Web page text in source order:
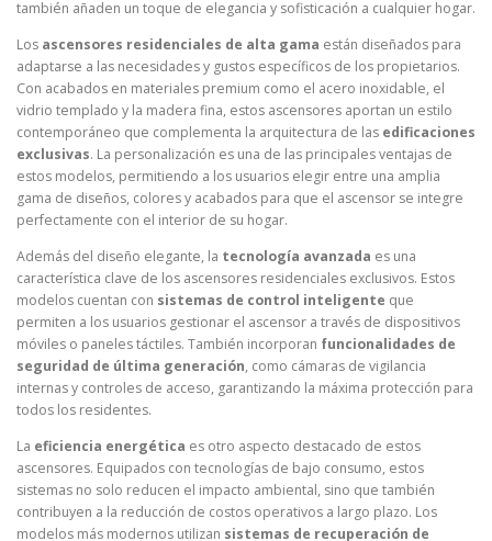
también añaden un toque de elegancia y sofisticación a cualquier hogar.
Los ascensores residenciales de alta gama están diseñados para
adaptarse a las necesidades y gustos específicos de los propietarios.
Con acabados en materiales premium como el acero inoxidable, el
vidrio templado y la madera fina, estos ascensores aportan un estilo
contemporáneo que complementa la arquitectura de las edificaciones
exclusivas. La personalización es una de las principales ventajas de
estos modelos, permitiendo a los usuarios elegir entre una amplia
gama de diseños, colores y acabados para que el ascensor se integre
perfectamente con el interior de su hogar.
Además del diseño elegante, la tecnología avanzada es una
característica clave de los ascensores residenciales exclusivos. Estos
modelos cuentan con sistemas de control inteligente que
permiten a los usuarios gestionar el ascensor a través de dispositivos
móviles o paneles táctiles. También incorporan funcionalidades de
seguridad de última generación, como cámaras de vigilancia
internas y controles de acceso, garantizando la máxima protección para
todos los residentes.
La eficiencia energética es otro aspecto destacado de estos
ascensores. Equipados con tecnologías de bajo consumo, estos
sistemas no solo reducen el impacto ambiental, sino que también
contribuyen a la reducción de costos operativos a largo plazo. Los
modelos más modernos utilizan sistemas de recuperación de